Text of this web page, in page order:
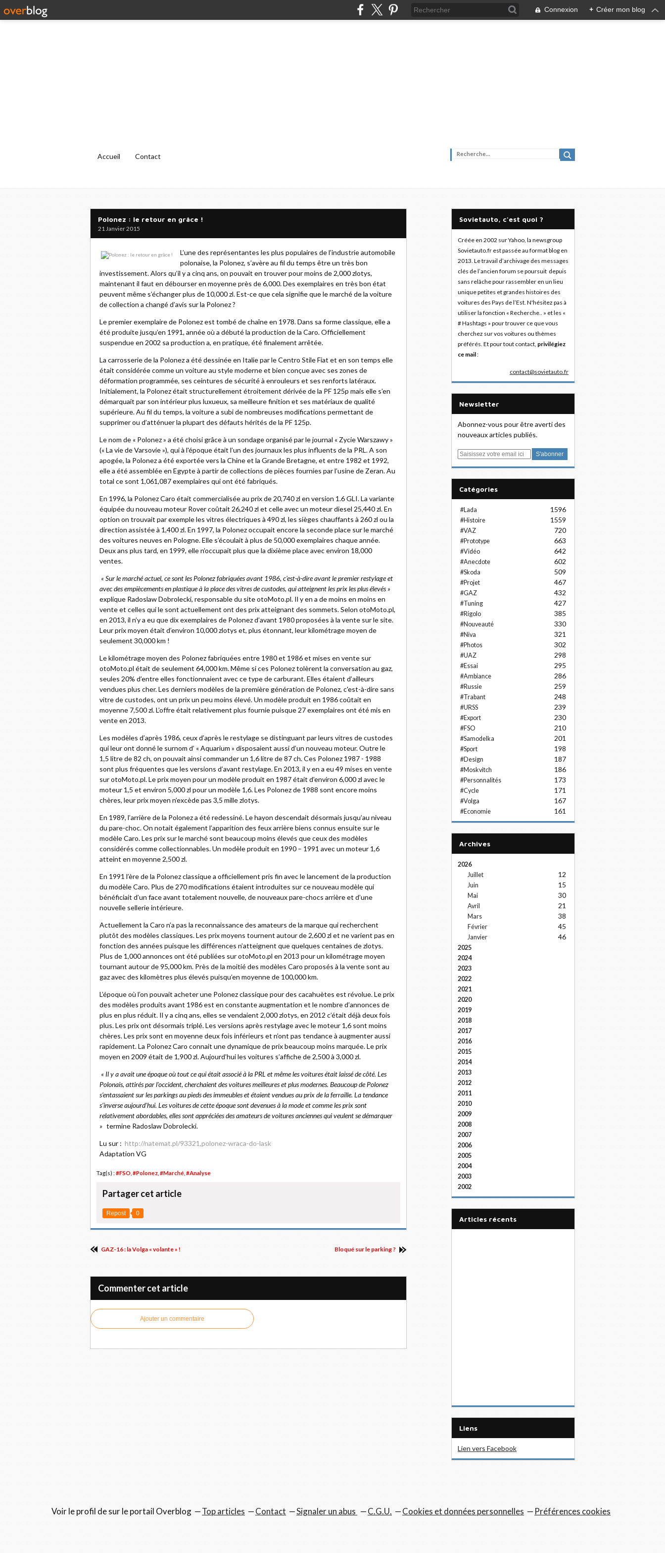
Connexion + Créer mon blog
Accueil Contact
Polonez : le retour en grâce !
21 Janvier 2015
L’une des représentantes les plus populaires de l’industrie automobile
polonaise, la Polonez, s’avère au fil du temps être un très bon
investissement. Alors qu’il y a cinq ans, on pouvait en trouver pour moins de 2,000 zlotys,
maintenant il faut en débourser en moyenne près de 6,000. Des exemplaires en très bon état
peuvent même s’échanger plus de 10,000 zl. Est-ce que cela signifie que le marché de la voiture
de collection a changé d’avis sur la Polonez ?
Le premier exemplaire de Polonez est tombé de chaîne en 1978. Dans sa forme classique, elle a
été produite jusqu’en 1991, année où a débuté la production de la Caro. Officiellement
suspendue en 2002 sa production a, en pratique, été finalement arrêtée.
La carrosserie de la Polonez a été dessinée en Italie par le Centro Stile Fiat et en son temps elle
était considérée comme un voiture au style moderne et bien conçue avec ses zones de
déformation programmée, ses ceintures de sécurité à enrouleurs et ses renforts latéraux.
Initialement, la Polonez était structurellement étroitement dérivée de la PF 125p mais elle s’en
démarquait par son intérieur plus luxueux, sa meilleure finition et ses matériaux de qualité
supérieure. Au fil du temps, la voiture a subi de nombreuses modifications permettant de
supprimer ou d’atténuer la plupart des défauts hérités de la PF 125p.
Le nom de « Polonez » a été choisi grâce à un sondage organisé par le journal « Zycie Warszawy »
(« La vie de Varsovie »), qui à l'époque était l’un des journaux les plus influents de la PRL. A son
apogée, la Polonez a été exportée vers la Chine et la Grande Bretagne, et entre 1982 et 1992,
elle a été assemblée en Egypte à partir de collections de pièces fournies par l’usine de Zeran. Au
total ce sont 1,061,087 exemplaires qui ont été fabriqués.
En 1996, la Polonez Caro était commercialisée au prix de 20,740 zl en version 1.6 GLI. La variante
équipée du nouveau moteur Rover coûtait 26,240 zl et celle avec un moteur diesel 25,440 zl. En
option on trouvait par exemple les vitres électriques à 490 zl, les sièges chauffants à 260 zl ou la
direction assistée à 1,400 zl. En 1997, la Polonez occupait encore la seconde place sur le marché
des voitures neuves en Pologne. Elle s’écoulait à plus de 50,000 exemplaires chaque année.
Deux ans plus tard, en 1999, elle n’occupait plus que la dixième place avec environ 18,000
ventes.
« Sur le marché actuel, ce sont les Polonez fabriquées avant 1986, c'est-à-dire avant le premier restylage et
avec des empiècements en plastique à la place des vitres de custodes, qui atteignent les prix les plus élevés »
explique Radoslaw Dobrolecki, responsable du site otoMoto.pl. Il y en a de moins en moins en
vente et celles qui le sont actuellement ont des prix atteignant des sommets. Selon otoMoto.pl,
en 2013, il n’y a eu que dix exemplaires de Polonez d’avant 1980 proposées à la vente sur le site.
Leur prix moyen était d’environ 10,000 zlotys et, plus étonnant, leur kilométrage moyen de
seulement 30,000 km !
Le kilométrage moyen des Polonez fabriquées entre 1980 et 1986 et mises en vente sur
otoMoto.pl était de seulement 64,000 km. Même si ces Polonez tolèrent la conversation au gaz,
seules 20% d’entre elles fonctionnaient avec ce type de carburant. Elles étaient d’ailleurs
vendues plus cher. Les derniers modèles de la première génération de Polonez, c'est-à-dire sans
vitre de custodes, ont un prix un peu moins élevé. Un modèle produit en 1986 coûtait en
moyenne 7,500 zl. L’offre était relativement plus fournie puisque 27 exemplaires ont été mis en
vente en 2013.
Les modèles d’après 1986, ceux d’après le restylage se distinguant par leurs vitres de custodes
qui leur ont donné le surnom d’ « Aquarium » disposaient aussi d’un nouveau moteur. Outre le
1,5 litre de 82 ch, on pouvait ainsi commander un 1,6 litre de 87 ch. Ces Polonez 1987 - 1988
sont plus fréquentes que les versions d’avant restylage. En 2013, il y en a eu 49 mises en vente
sur otoMoto.pl. Le prix moyen pour un modèle produit en 1987 était d’environ 6,000 zl avec le
moteur 1,5 et environ 5,000 zl pour un modèle 1,6. Les Polonez de 1988 sont encore moins
chères, leur prix moyen n’excède pas 3,5 mille zlotys.
En 1989, l’arrière de la Polonez a été redessiné. Le hayon descendait désormais jusqu’au niveau
du pare-choc. On notait également l’apparition des feux arrière biens connus ensuite sur le
modèle Caro. Les prix sur le marché sont beaucoup moins élevés que ceux des modèles
considérés comme collectionnables. Un modèle produit en 1990 – 1991 avec un moteur 1,6
atteint en moyenne 2,500 zl.
En 1991 l’ère de la Polonez classique a officiellement pris fin avec le lancement de la production
du modèle Caro. Plus de 270 modifications étaient introduites sur ce nouveau modèle qui
bénéficiait d’un face avant totalement nouvelle, de nouveaux pare-chocs arrière et d’une
nouvelle sellerie intérieure.
Actuellement la Caro n’a pas la reconnaissance des amateurs de la marque qui recherchent
plutôt des modèles classiques. Les prix moyens tournent autour de 2,600 zl et ne varient pas en
fonction des années puisque les différences n’atteignent que quelques centaines de zlotys.
Plus de 1,000 annonces ont été publiées sur otoMoto.pl en 2013 pour un kilométrage moyen
tournant autour de 95,000 km. Près de la moitié des modèles Caro proposés à la vente sont au
gaz avec des kilomètres plus élevés puisqu’en moyenne de 100,000 km.
L’époque où l’on pouvait acheter une Polonez classique pour des cacahuètes est révolue. Le prix
des modèles produits avant 1986 est en constante augmentation et le nombre d’annonces de
plus en plus réduit. Il y a cinq ans, elles se vendaient 2,000 zlotys, en 2012 c’était déjà deux fois
plus. Les prix ont désormais triplé. Les versions après restylage avec le moteur 1,6 sont moins
chères. Les prix sont en moyenne deux fois inférieurs et n’ont pas tendance à augmenter aussi
rapidement. La Polonez Caro connait une dynamique de prix beaucoup moins marquée. Le prix
moyen en 2009 était de 1,900 zl. Aujourd’hui les voitures s’affiche de 2,500 à 3,000 zl.
« Il y a avait une époque où tout ce qui était associé à la PRL et même les voitures était laissé de côté. Les
Polonais, attirés par l’occident, cherchaient des voitures meilleures et plus modernes. Beaucoup de Polonez
s’entassaient sur les parkings au pieds des immeubles et étaient vendues au prix de la ferraille. La tendance
s’inverse aujourd’hui. Les voitures de cette époque sont devenues à la mode et comme les prix sont
relativement abordables, elles sont appréciées des amateurs de voitures anciennes qui veulent se démarquer
» termine Radoslaw Dobrolecki.
Lu sur : http://natemat.pl/93321,polonez-wraca-do-lask
Adaptation VG
Tag(s) : #FSO #Polonez #Marché #Analyse
Partager cet article
Repost 0
GAZ-16 : la Volga « volante » ! Bloqué sur le parking ?
Commenter cet article
Ajouter un commentaire
Sovietauto, c'est quoi ?
Créée en 2002 sur Yahoo, la newsgroup
Sovietauto.fr est passée au format blog en
2013. Le travail d’archivage des messages
clés de l’ancien forum se poursuit depuis
sans relâche pour rassembler en un lieu
unique petites et grandes histoires des
voitures des Pays de l’Est. N'hésitez pas à
utiliser la fonction « Recherche.. » et les «
# Hashtags » pour trouver ce que vous
cherchez sur vos voitures ou thèmes
préférés. Et pour tout contact, privilégiez
ce mail:
contact@sovietauto.fr
Newsletter
Abonnez-vous pour être averti des
nouveaux articles publiés.
E
Catégories
#Lada 1596
#Histoire 1559
#VAZ 720
#Prototype 663
#Vidéo 642
#Anecdote 602
#Skoda 509
#Projet 467
#GAZ 432
#Tuning 427
#Rigolo 385
#Nouveauté 330
#Niva 321
#Photos 302
#UAZ 298
#Essai 295
#Ambiance 286
#Russie 259
#Trabant 248
#URSS 239
#Export 230
#FSO 210
#Samodelka 201
#Sport 198
#Design 187
#Moskvitch 186
#Personnalités 173
#Cycle 171
#Volga 167
#Economie 161
Archives
2026
Juillet
12
Juin 15
Mai 30
Avril 21
Mars 38
Février 45
Janvier 46
2025
2024
2023
2022
2021
2020
2019
2018
2017
2016
2015
2014
2013
2012
2011
2010
2009
2008
2007
2006
2005
2004
2003
2002
articles récents
Liens
Lien vers Facebook
Voir le profil desur le portail Overblog Top articles Contact Signaler un abus C.G.U. Cookies et données personnelles Préférences cookies